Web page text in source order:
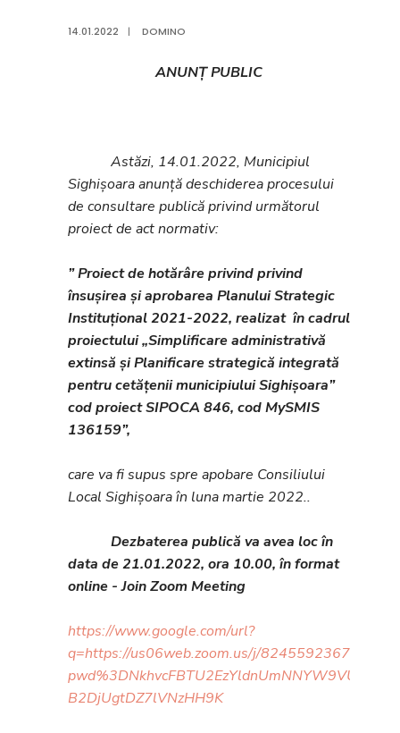
14.01.2022 | DOMINO
ANUNȚ PUBLIC
Astăzi, 14.01.2022, Municipiul
Sighișoara anunță deschiderea procesului
de consultare publică privind următorul
proiect de act normativ:
” Proiect de hotărâre privind privind
însușirea și aprobarea Planului Strategic
Instituțional 2021-2022, realizat în cadrul
proiectului „Simplificare administrativă
extinsă și Planificare strategică integrată
pentru cetățenii municipiului Sighișoara”
cod proiect SIPOCA 846, cod MySMIS
136159”,
care va fi supus spre apobare Consiliului
Local Sighișoara în luna martie 2022..
Dezbaterea publică va avea loc în
data de 21.01.2022, ora 10.00, în format
online - Join Zoom Meeting
https://www.google.com/url?
q=https://us06web.zoom.us/j/82455923670?
B2DjUgtDZ7lVNzHH9K